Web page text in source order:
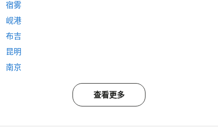
宿雾
岘港
布吉
昆明
南京
查看更多